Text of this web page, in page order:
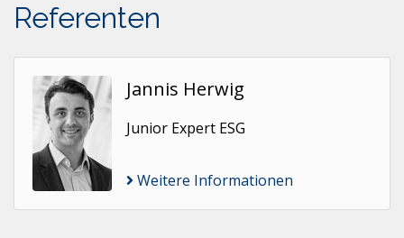
Referenten
Jannis Herwig
Junior Expert ESG
Weitere Informationen